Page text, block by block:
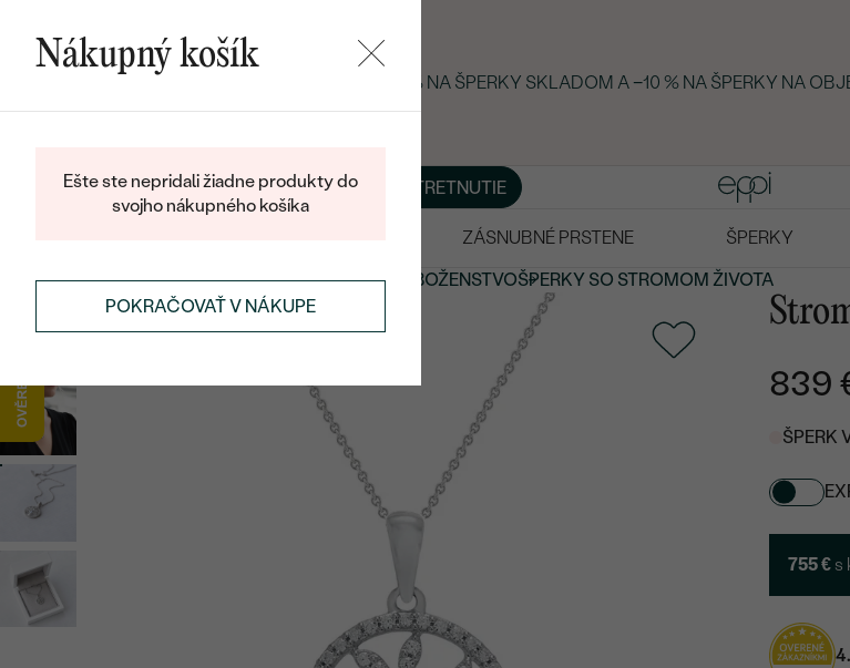
LETNÝ BLACK FRIDAY: −25 % NA ŠPERKY SKLADOM A −10 % NA ŠPERKY NA
BLOGŠPERKY NA MIERU DOHODNÚŤ STRETNUTIE
ZÁSNUBNÉ PRSTENE ŠPERKY
ŠPERKYSYMBOLICKÉ ŠPERKYSPIRITUALITA A NÁBOŽENSTVOŠPERKY SO STROMOM ŽIVOTA
839
ŠPERK
755 € s
Nákupný košík
Ešte ste nepridali žiadne produkty do
svojho nákupného košíka
POKRAČOVAŤ V NÁKUPE